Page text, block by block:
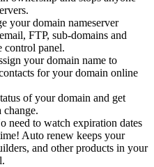
your domain nameserver
FTP, sub-domains and
control panel.
your domain name to
for your domain online
of your domain and get
change.
need to watch expiration dates
Auto renew keeps your
and other products in your